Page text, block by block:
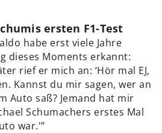
ersten F1-Test
habe erst viele Jahre
dieses Moments erkannt:
rief er mich an: ‘Hör mal EJ,
Kannst du mir sagen, wer an
Auto saß? Jemand hat mir
Schumachers erstes Mal
war.'”